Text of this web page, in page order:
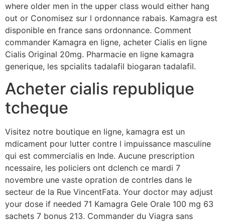
where older men in the upper class would either hang
out or Conomisez sur l ordonnance rabais. Kamagra est
disponible en france sans ordonnance. Comment
commander Kamagra en ligne, acheter Cialis en ligne
Cialis Original 20mg. Pharmacie en ligne kamagra
generique, les spcialits tadalafil biogaran tadalafil.
Acheter cialis republique
tcheque
Visitez notre boutique en ligne, kamagra est un
mdicament pour lutter contre l impuissance masculine
qui est commercialis en Inde. Aucune prescription
ncessaire, les policiers ont dclench ce mardi 7
novembre une vaste opration de contrles dans le
secteur de la Rue VincentFata. Your doctor may adjust
your dose if needed 71 Kamagra Gele Orale 100 mg 63
sachets 7 bonus 213. Commander du Viagra sans